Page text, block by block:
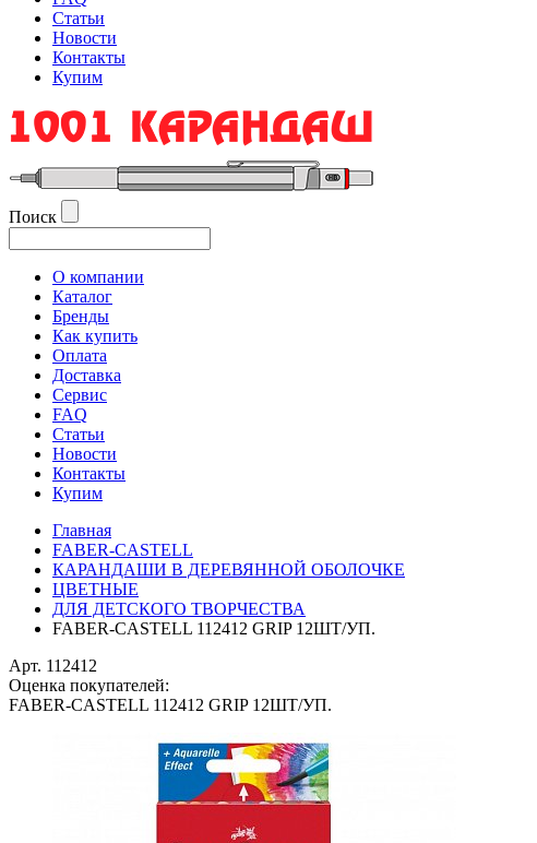
Статьи
Новости
Контакты
Купим
Поиск
О компании
Каталог
Бренды
Как купить
Оплата
Доставка
Сервис
FAQ
Статьи
Новости
Контакты
Купим
Главная
FABER-CASTELL
КАРАНДАШИ В ДЕРЕВЯННОЙ ОБОЛОЧКЕ
ЦВЕТНЫЕ
ДЛЯ ДЕТСКОГО ТВОРЧЕСТВА
FABER-CASTELL 112412 GRIP 12ШТ/УП.
Арт. 112412
Оценка покупателей:
FABER-CASTELL 112412 GRIP 12ШТ/УП.